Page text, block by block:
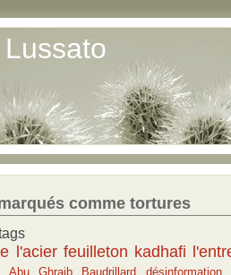
comme tortures
l'acier feuilleton kadhafi
Abu Ghraib Baudrillard désinformation